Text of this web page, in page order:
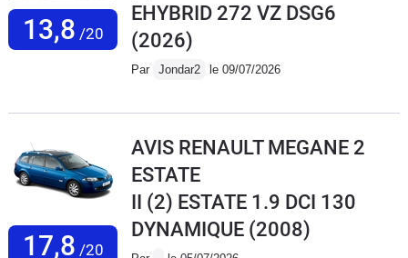
13,8 /20
EHYBRID 272 VZ DSG6
(2026)
Par Jondar2 le 09/07/2026
17,8 /20
AVIS RENAULT MEGANE 2
ESTATE
II (2) ESTATE 1.9 DCI 130
DYNAMIQUE (2008)